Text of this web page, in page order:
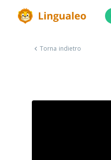
Torna indietro